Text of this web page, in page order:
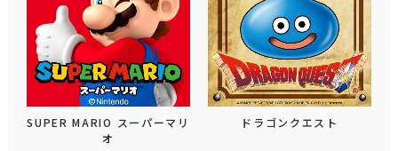
SUPER MARIO スーパーマリ
オ
ドラゴンクエスト